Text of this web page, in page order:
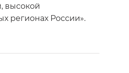
высокой
регионах России».